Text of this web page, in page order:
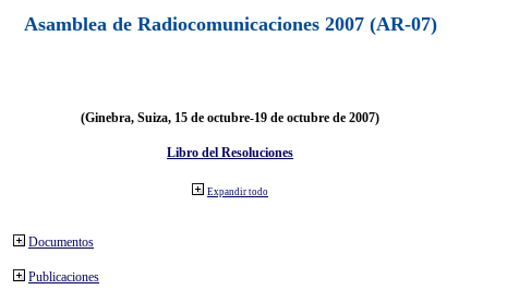
Asamblea de Radiocomunicaciones 2007 (AR-07)
(Ginebra, Suiza, 15 de octubre-19 de octubre de 2007)
Libro del Resoluciones
Expandir todo
Documentos
Publicaciones